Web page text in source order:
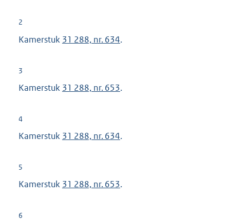
2
Kamerstuk 31 288, nr. 634.
3
Kamerstuk 31 288, nr. 653.
4
Kamerstuk 31 288, nr. 634.
5
Kamerstuk 31 288, nr. 653.
6